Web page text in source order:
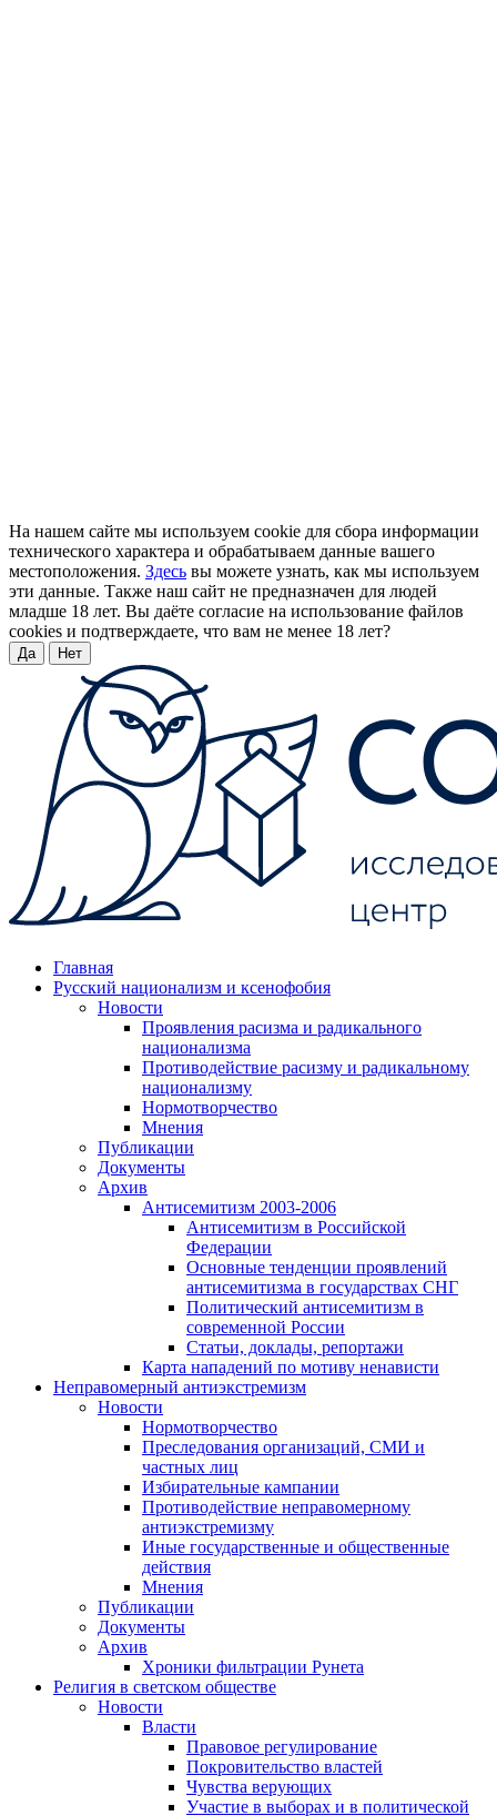
На нашем сайте мы используем cookie для сбора информации
технического характера и обрабатываем данные вашего
местоположения. Здесь вы можете узнать, как мы используем
эти данные. Также наш сайт не предназначен для людей
младше 18 лет. Вы даёте согласие на использование файлов
cookies и подтверждаете, что вам не менее 18 лет?
Да Нет
Главная
Русский национализм и ксенофобия
Новости
Проявления расизма и радикального
национализма
Противодействие расизму и радикальному
национализму
Нормотворчество
Мнения
Публикации
Документы
Архив
Антисемитизм 2003-2006
Антисемитизм в Российской
Федерации
Основные тенденции проявлений
антисемитизма в государствах СНГ
Политический антисемитизм в
современной России
Статьи, доклады, репортажи
Карта нападений по мотиву ненависти
Неправомерный антиэкстремизм
Новости
Нормотворчество
Преследования организаций, СМИ и
частных лиц
Избирательные кампании
Противодействие неправомерному
антиэкстремизму
Иные государственные и общественные
действия
Мнения
Публикации
Документы
Архив
Хроники фильтрации Рунета
Религия в светском обществе
Новости
Власти
Правовое регулирование
Покровительство властей
Чувства верующих
Участие в выборах и в политической